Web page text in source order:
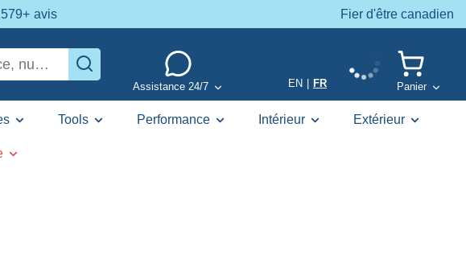
avis Fier d'être canadien
Assistance 24/7 EN FR Panier
Tools Performance Intérieur Extérieur